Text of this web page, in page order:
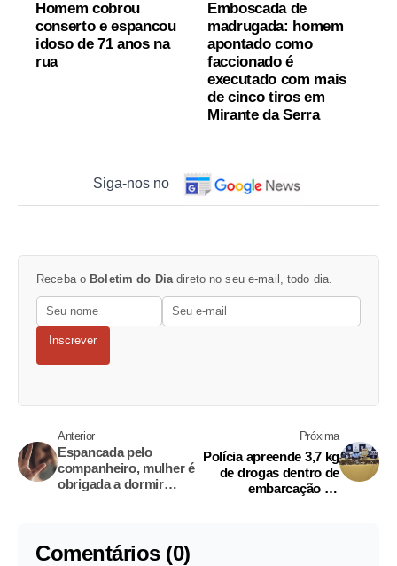
Homem cobrou
conserto e espancou
idoso de 71 anos na
rua
Emboscada de
madrugada: homem
apontado como
faccionado é
executado com mais
de cinco tiros em
Mirante da Serra
Siga-nos no
Receba o Boletim do Diadireto no seu e-mail, todo dia.
Inscrever
Anterior
Espancada pelo
companheiro, mulher é
obrigada a dormir
Próxima
Polícia apreende 3,7 kg
de drogas dentro de
embarcação no
Comentários (0)